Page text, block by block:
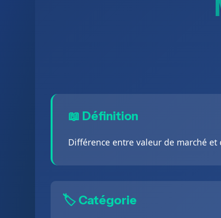
📖 Définition
Différence entre valeur de marché
🏷️ Catégorie